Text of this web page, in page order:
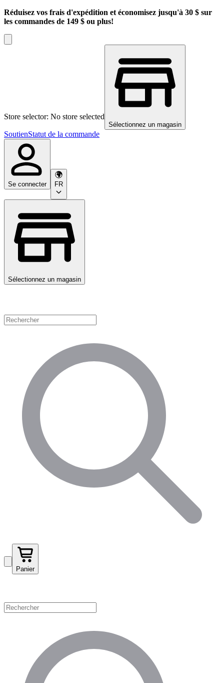
Réduisez vos frais d'expédition et économisez jusqu'à 30 $ sur
les commandes de 149 $ ou plus!
Store selector: No store selected
Sélectionnez un magasin
SoutienStatut de la commande
Se connecter FR
Sélectionnez un magasin
Panier